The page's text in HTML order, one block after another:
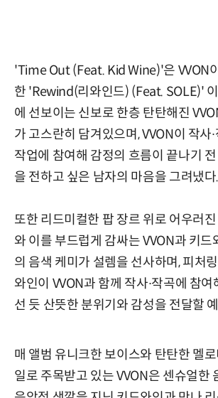
'Time Out (Feat. Kid Wine)'은 VVON
한 'Rewind(리와인드) (Feat. SOLE)'
에 선보이는 신보로 한층 탄탄해진
가 고스란히 담겨있으며, VVON이 작사
작업에 참여해 감정의 흐름이 끝나기
을 전하고 싶은 남자의 마음을 그려냈다.
또한 리드미컬한 팝 장르 위로 어우러진
와 이를 부드럽게 감싸는 VVON과 키
의 음색 케미가 설렘을 선사하며, 피처
와인이 VVON과 함께 작사∙작곡에 참여
선 듯 산뜻한 분위기와 감성을 전달할
매 앨범 유니크한 보이스와 탄탄한 멜
일로 주목받고 있는 VVON은 센슈얼한